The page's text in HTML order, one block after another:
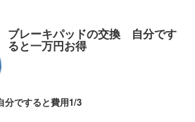
ブレーキパッドの交換 自分です
ると一万円お得
ですると費用1/3